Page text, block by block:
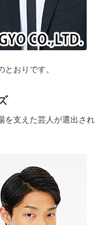
おりです。
を支えた芸人が選出され